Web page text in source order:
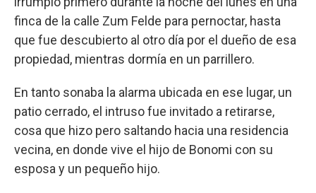
finca de la calle Zum Felde para pernoctar, hasta
que fue descubierto al otro día por el dueño de esa
propiedad, mientras dormía en un parrillero.
En tanto sonaba la alarma ubicada en ese lugar, un
patio cerrado, el intruso fue invitado a retirarse,
cosa que hizo pero saltando hacia una residencia
vecina, en donde vive el hijo de Bonomi con su
esposa y un pequeño hijo.